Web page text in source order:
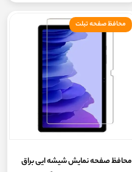
محافظ صفحه نمایش شیشه ایی براق
محافظ صفحه تبلت